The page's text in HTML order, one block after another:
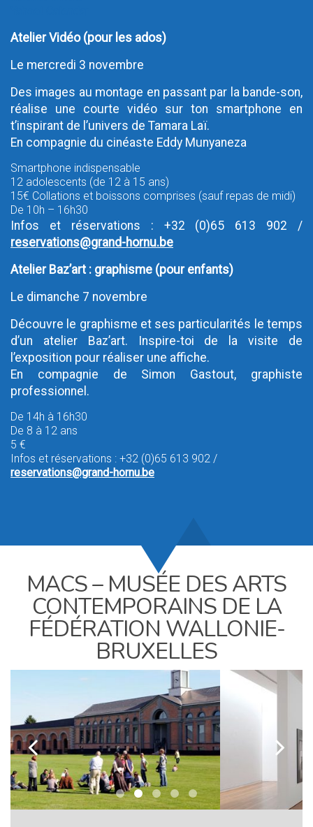
Atelier Vidéo (pour les ados)
Le mercredi 3 novembre
Des images au montage en passant par la bande-son,
réalise une courte vidéo sur ton smartphone en
t’inspirant de l’univers de Tamara Laï.
En compagnie du cinéaste Eddy Munyaneza
Smartphone indispensable
12 adolescents (de 12 à 15 ans)
15€ Collations et boissons comprises (sauf repas de midi)
De 10h – 16h30
Infos et réservations : +32 (0)65 613 902 /
reservations@grand-hornu.be
Atelier Baz’art : graphisme (pour enfants)
Le dimanche 7 novembre
Découvre le graphisme et ses particularités le temps
d’un atelier Baz’art. Inspire-toi de la visite de
l’exposition pour réaliser une affiche.
En compagnie de Simon Gastout, graphiste
professionnel.
De 14h à 16h30
De 8 à 12 ans
5 €
Infos et réservations : +32 (0)65 613 902 /
reservations@grand-hornu.be
MACS – MUSÉE DES ARTS
CONTEMPORAINS DE LA
FÉDÉRATION WALLONIE-
BRUXELLES
k l